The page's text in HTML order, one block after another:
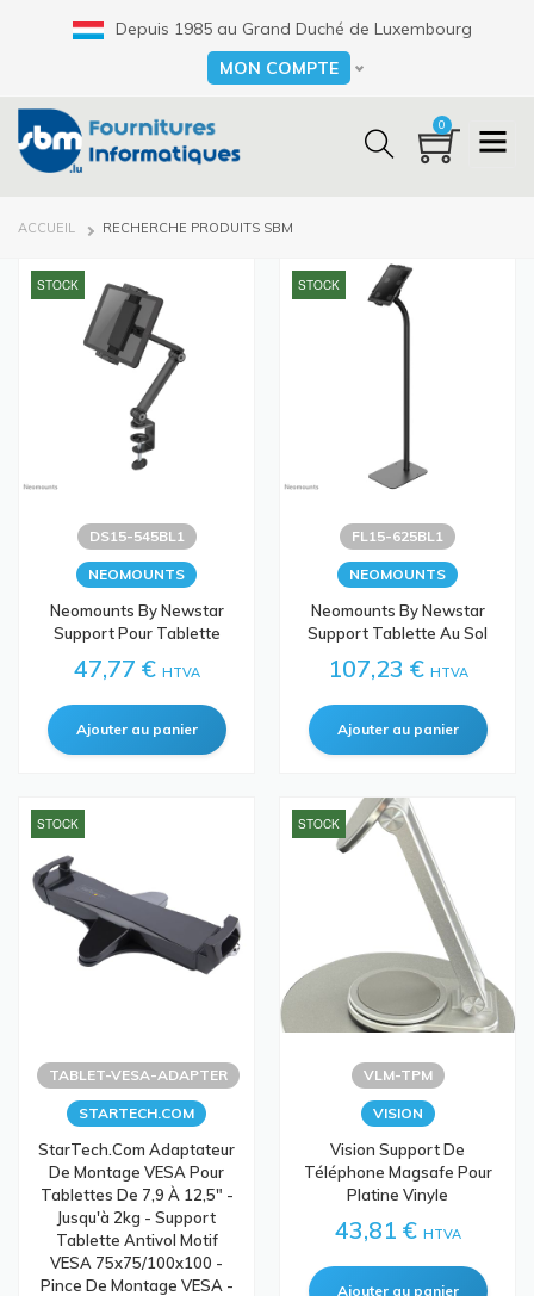
Depuis 1985 au Grand Duché de Luxembourg
Select your language
MON COMPTE
0
FIL
ACCUEIL RECHERCHE PRODUITS SBM
STOCK
DS15-545BL1
NEOMOUNTS
Neomounts By Newstar
Support Pour Tablette
47,77 € HTVA
STOCK
FL15-625BL1
NEOMOUNTS
Neomounts By Newstar
Support Tablette Au Sol
107,23 € HTVA
STOCK
TABLET-VESA-ADAPTER
STARTECH.COM
StarTech.com Adaptateur
De Montage VESA Pour
Tablettes De 7,9 À 12,5" -
Jusqu'à 2kg - Support
Tablette Antivol Motif
VESA 75x75/100x100 -
Pince De Montage VESA -
STOCK
VLM-TPM
VISION
Vision Support De
Téléphone Magsafe Pour
Platine Vinyle
43,81 € HTVA